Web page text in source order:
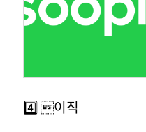
4️⃣ 이직